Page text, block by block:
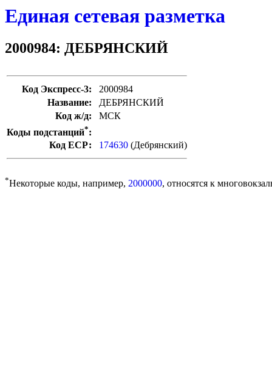
Единая сетевая разметка
2000984: ДЕБРЯНСКИЙ
Код Экспресс-3:
2000984
Название:
ДЕБРЯНСКИЙ
Код ж/д:
МСК
Коды подстанций*:
Код ЕСР:
174630 (Дебрянский)
*Некоторые коды, например, 2000000, относятся к